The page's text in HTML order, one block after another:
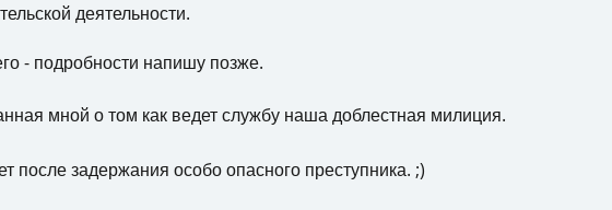
деятельности.
- подробности напишу позже.
мной о том как ведет службу наша доблестная милиция.
после задержания особо опасного преступника. ;)